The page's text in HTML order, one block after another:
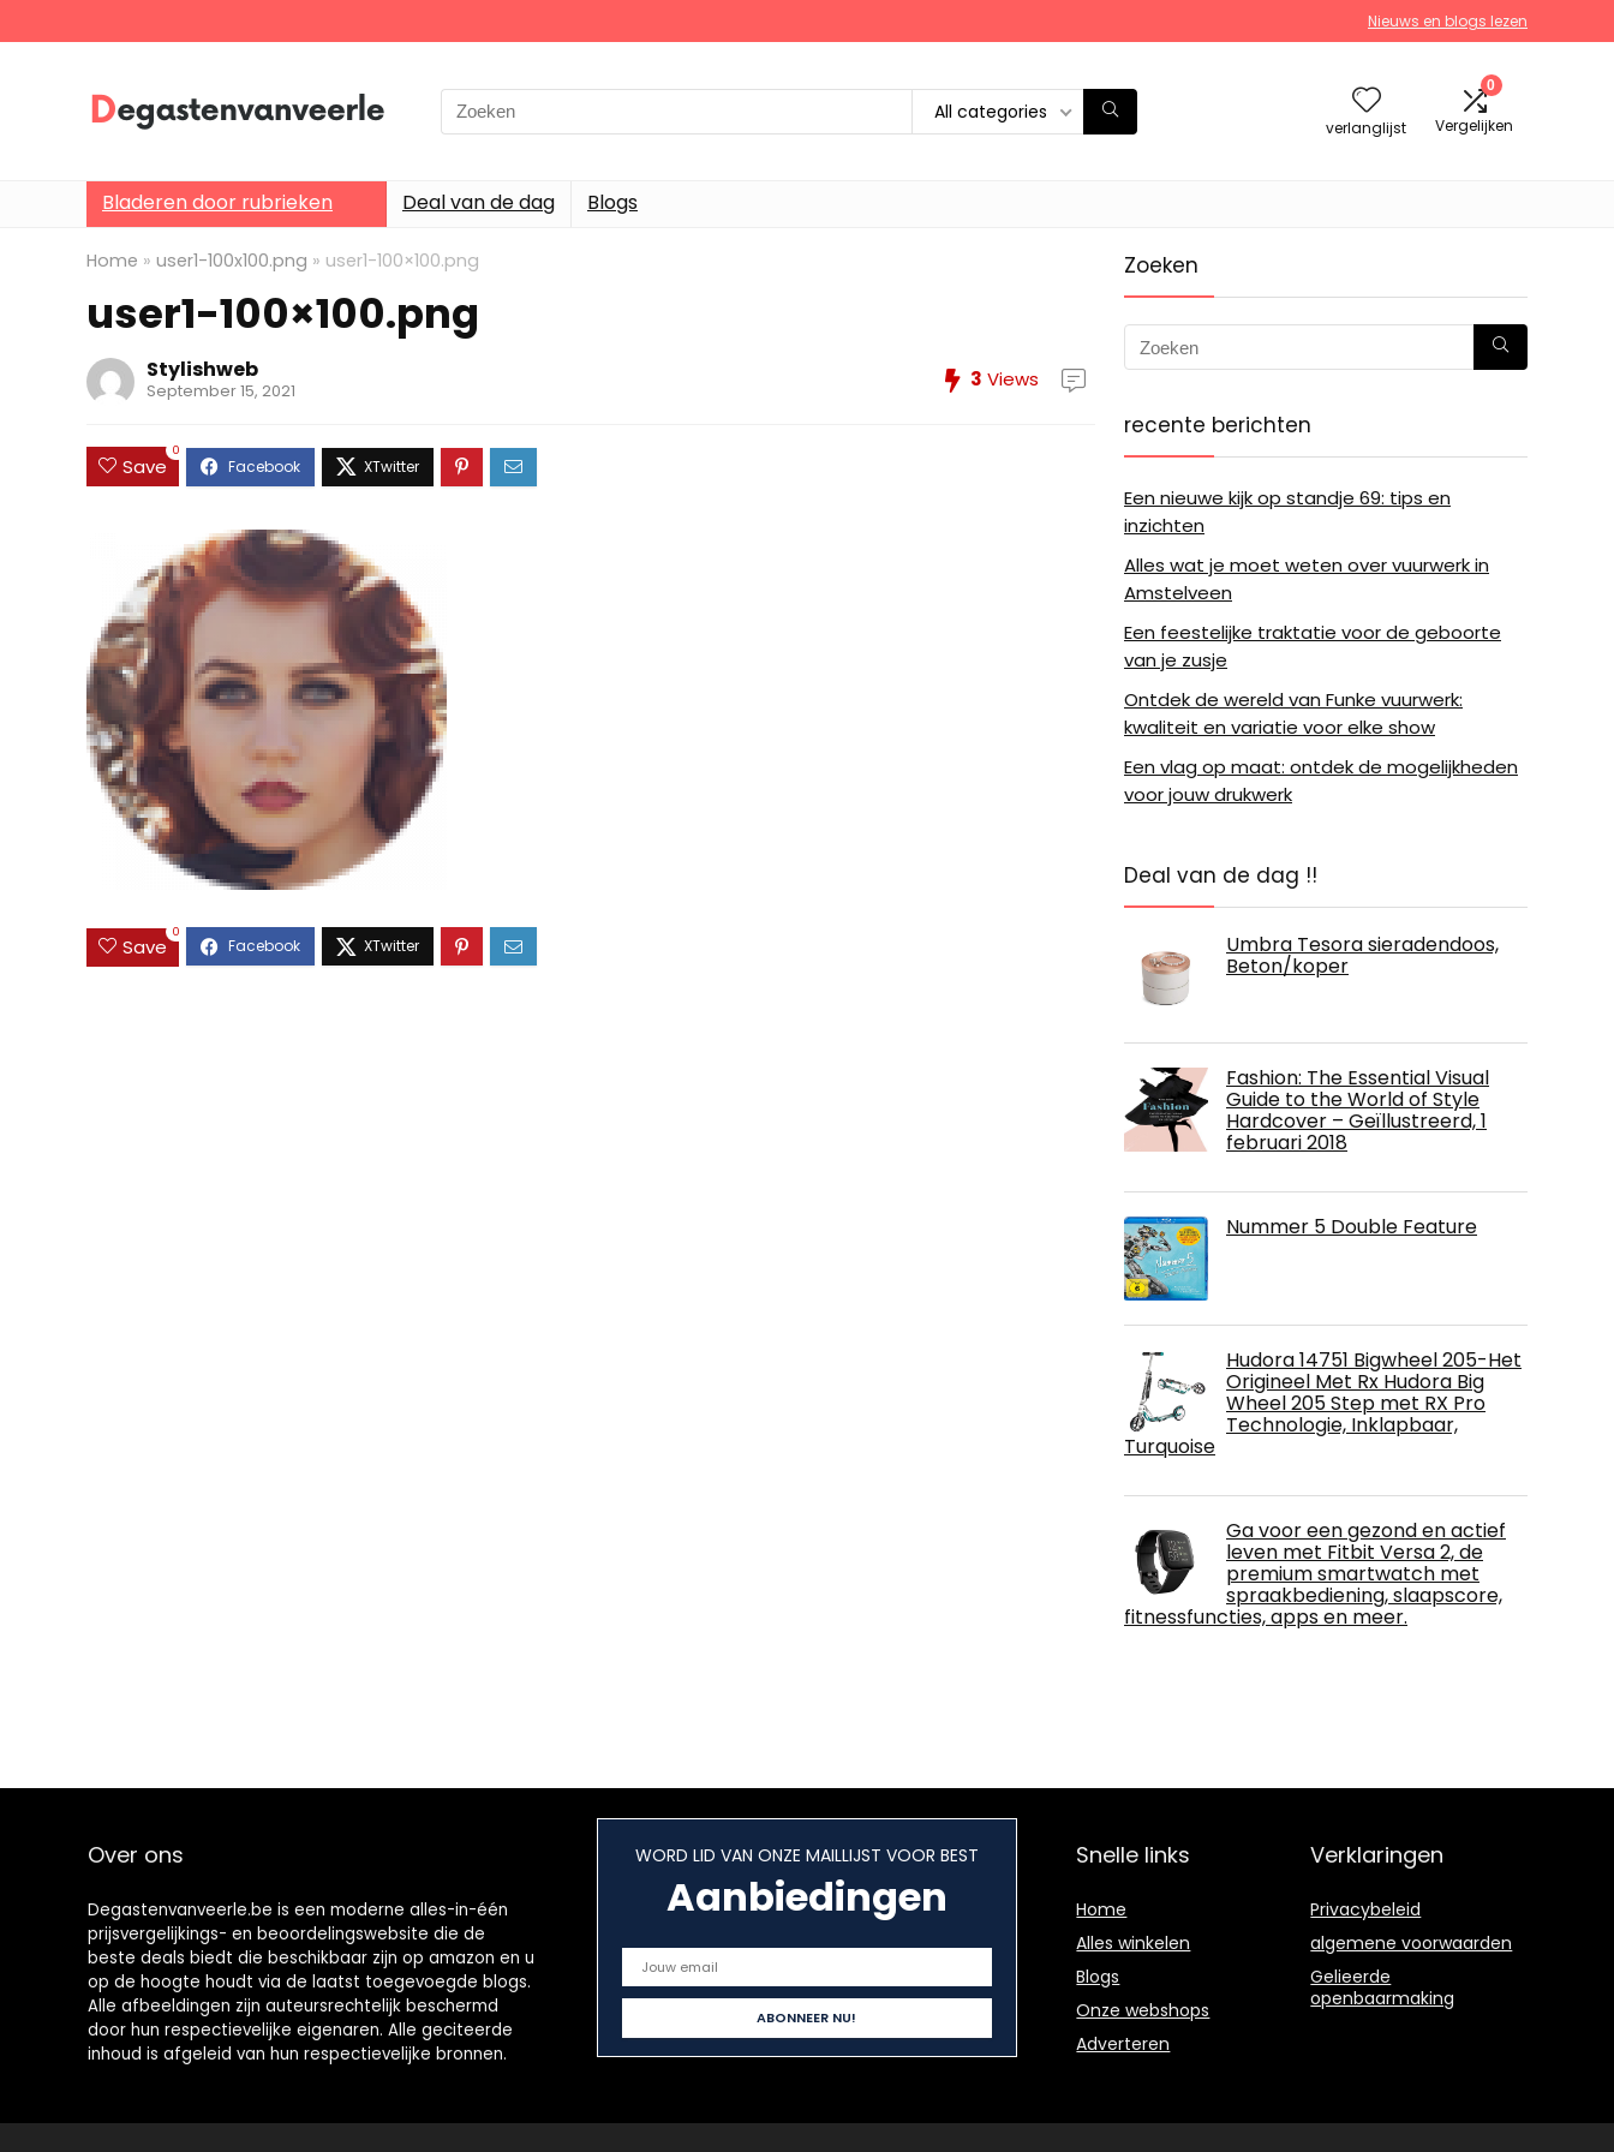
Nieuws en blogs lezen
Search
for:
All categories
verlanglijst
0
Vergelijken
Bladeren door rubrieken Deal van de dag Blogs
Home » user1-100x100.png » user1-100×100.png
user1-100×100.png
Stylishweb
September 15, 2021 3 Views
Save
0
Save
0
Zoeken
recente berichten
Een nieuwe kijk op standje 69: tips en
inzichten
Alles wat je moet weten over vuurwerk in
Amstelveen
Een feestelijke traktatie voor de geboorte
van je zusje
Ontdek de wereld van Funke vuurwerk:
kwaliteit en variatie voor elke show
Een vlag op maat: ontdek de mogelijkheden
voor jouw drukwerk
Deal van de dag !!
Umbra Tesora sieradendoos,
Beton/koper
Fashion: The Essential Visual
Guide to the World of Style
Hardcover – Geïllustreerd, 1
februari 2018
Nummer 5 Double Feature
Hudora 14751 Bigwheel 205-Het
Origineel Met Rx Hudora Big
Wheel 205 Step met RX Pro
Technologie, Inklapbaar,
Turquoise
Ga voor een gezond en actief
leven met Fitbit Versa 2, de
premium smartwatch met
spraakbediening, slaapscore,
fitnessfuncties, apps en meer.
Over ons
Degastenvanveerle.be is een moderne alles-in-één
prijsvergelijkings- en beoordelingswebsite die de
beste deals biedt die beschikbaar zijn op amazon en u
op de hoogte houdt via de laatst toegevoegde blogs.
Alle afbeeldingen zijn auteursrechtelijk beschermd
door hun respectievelijke eigenaren. Alle geciteerde
inhoud is afgeleid van hun respectievelijke bronnen.
WORD LID VAN ONZE MAILLIJST VOOR BEST
Aanbiedingen
Snelle links
Home
Alles winkelen
Blogs
Onze webshops
Adverteren
Verklaringen
Privacybeleid
algemene voorwaarden
Gelieerde
openbaarmaking